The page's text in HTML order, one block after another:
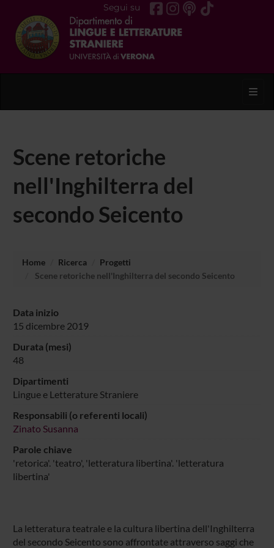
Segui su
Scene retoriche
nell'Inghilterra del
secondo Seicento
Home Ricerca
Progetti
Scene retoriche nell'Inghilterra del secondo Seicento
Data inizio
15 dicembre 2019
Durata (mesi)
48
Dipartimenti
Lingue e Letterature Straniere
Responsabili (o referenti locali)
Zinato Susanna
Parole chiave
'retorica'. 'teatro', 'letteratura libertina'. 'letteratura
libertina'
La letteratura teatrale e la cultura libertina dell'Inghilterra
del secondo Seicento sono affrontate attraverso saggi che